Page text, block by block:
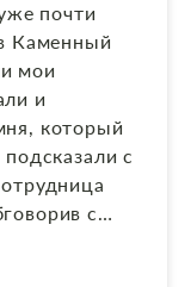
почти
Каменный
мои
и
который
с
с